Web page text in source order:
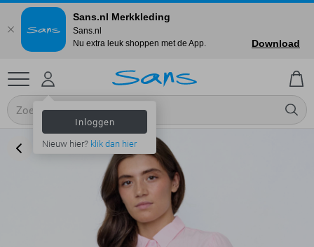
Inloggen
Nieuw hier? klik dan hier
Sans.nl Merkkleding
Sans.nl
Nu extra leuk shoppen met de App.
Download